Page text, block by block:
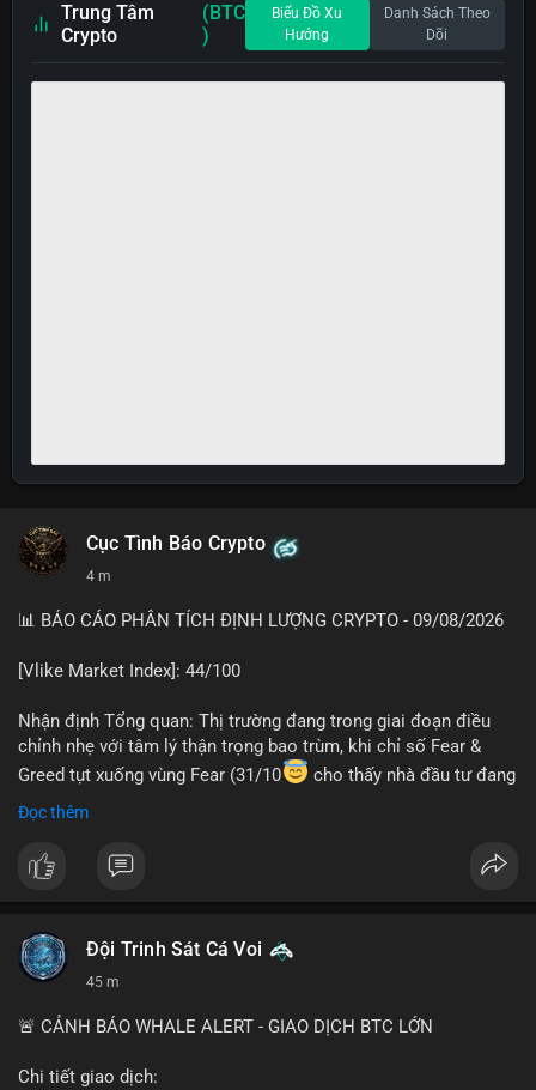
Trung Tâm
Crypto
(BTC
)
Biểu Đồ Xu
Hướng
Danh Sách Theo
Dõi
Cục Tình Báo Crypto
4 m
📊 BÁO CÁO PHÂN TÍCH ĐỊNH LƯỢNG CRYPTO - 09/08/2026
[Vlike Market Index]: 44/100
Nhận định Tổng quan: Thị trường đang trong giai đoạn điều
chỉnh nhẹ với tâm lý thận trọng bao trùm, khi chỉ số Fear &
Greed tụt xuống vùng Fear (31/10
cho thấy nhà đầu tư đang
lo ngại về triển vọng ngắn hạn. Dòng tiền DeFi gần như đứng
yên trong khi hoạt động on-chain vẫn duy trì ổn định.
Phân tích Dòng tiền DeFi (DefiLlama): Tổng TVL DeFi đạt
143,06 tỷ USD, chỉ biến động nhẹ 0,14% trong 24h qua, phản
dẫn đầu với 41,85 tỷ USD nhưng tốc độ tăng trưởng chậm lại.
Đáng chú ý, tổng vốn hóa Stablecoin đạt 306,95 tỷ USD, với
của stablecoin cho thấy nhà đầu tư đang giữ tiền mặt chờ đợi
trọng điển hình.
Đọc thêm
Đội Trinh Sát Cá Voi
45 m
🚨 CẢNH BÁO WHALE ALERT - GIAO DỊCH BTC LỚN
Chi tiết giao dịch: